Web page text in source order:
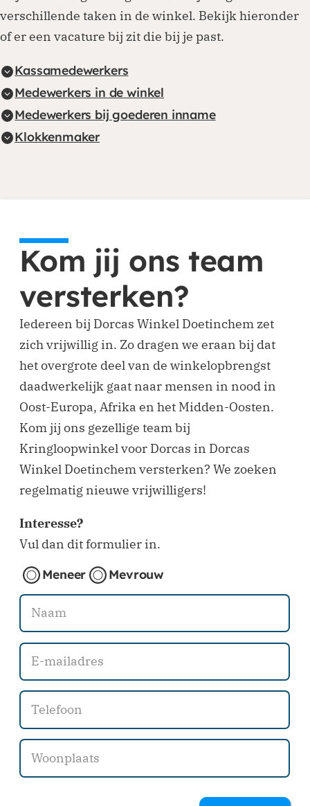
verschillende taken in de winkel. Bekijk hieronder
of er een vacature bij zit die bij je past.
Kassamedewerkers
Medewerkers in de winkel
Medewerkers bij goederen inname
Klokkenmaker
Kom jij ons team
versterken?
Iedereen bij Dorcas Winkel Doetinchem zet
zich vrijwillig in. Zo dragen we eraan bij dat
het overgrote deel van de winkelopbrengst
daadwerkelijk gaat naar mensen in nood in
Oost-Europa, Afrika en het Midden-Oosten.
Kom jij ons gezellige team bij
Kringloopwinkel voor Dorcas in Dorcas
Winkel Doetinchem versterken? We zoeken
regelmatig nieuwe vrijwilligers!
Interesse?
Vul dan dit formulier in.
Meneer Mevrouw